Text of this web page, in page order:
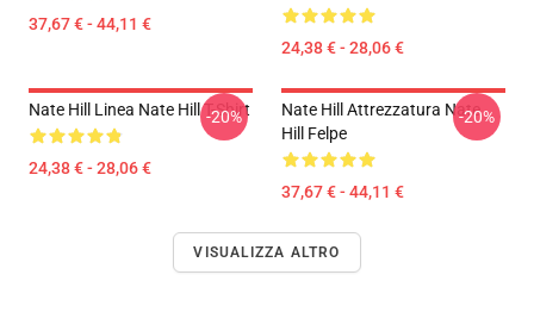
37,67 € - 44,11 €
24,38 € - 28,06 €
Nate Hill Linea Nate Hill T-Shirt
24,38 € - 28,06 €
-20%
Nate Hill Attrezzatura Nate
Hill Felpe
37,67 € - 44,11 €
-20%
VISUALIZZA ALTRO